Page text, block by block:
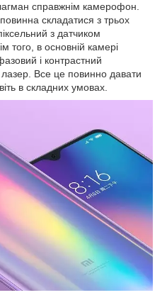
справжнім камерофон.
складатися з трьох
з датчиком
того, в основній камері
і контрастний
Все це повинно давати
в складних умовах.